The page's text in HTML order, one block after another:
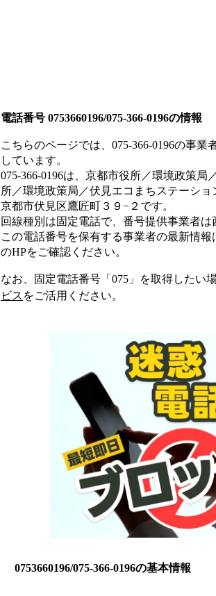
電話番号 0753660196/075-366-0196の情報
こちらのページでは、 075-366-0196の事業
しています。
075-366-0196は、 京都市役所／環境政策局
所／環境政策局／伏見エコまちステーショ
京都市伏見区鷹匠町３９−２ です。
回線種別は固定電話で、番号提供事業者は
この電話番号を保有する事業者の最新情報
のHPをご確認ください。
なお、固定電話番号「 075 」を取得したい
ビス をご活用ください。
0753660196/075-366-0196の基本情報